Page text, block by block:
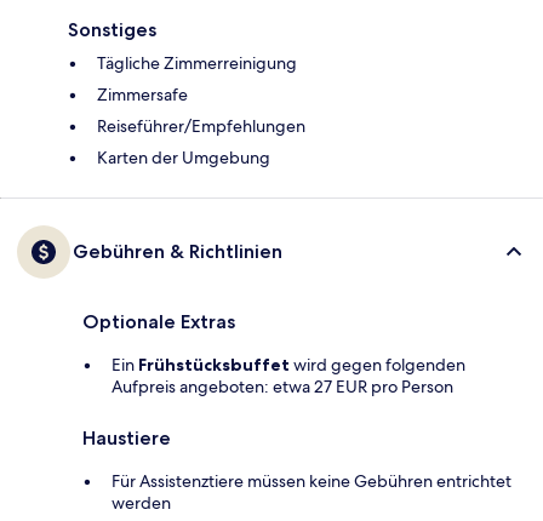
Sonstiges
Tägliche Zimmerreinigung
Zimmersafe
Reiseführer/Empfehlungen
Karten der Umgebung
Gebühren & Richtlinien
Optionale Extras
Ein Frühstücksbuffet wird gegen folgenden
Aufpreis angeboten: etwa 27 EUR pro Person
Haustiere
Für Assistenztiere müssen keine Gebühren entrichtet
werden